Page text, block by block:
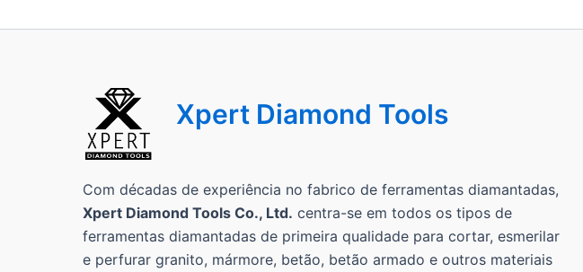
Xpert Diamond Tools
Com décadas de experiência no fabrico de ferramentas diamantadas,
Xpert Diamond Tools Co., Ltd. centra-se em todos os tipos de
ferramentas diamantadas de primeira qualidade para cortar, esmerilar
e perfurar granito, mármore, betão, betão armado e outros materiais